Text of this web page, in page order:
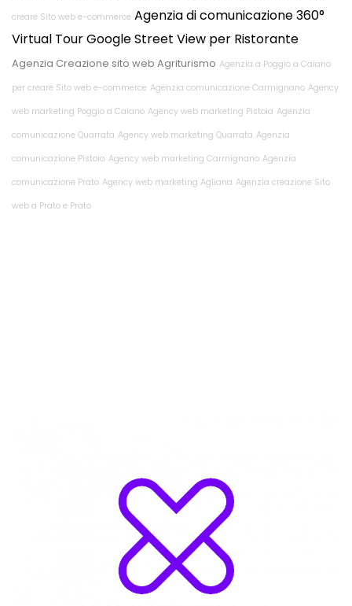
creare Sito web e-commerce Agenzia di comunicazione360°
Virtual Tour Google Street View per Ristorante
Agenzia Creazione sito web Agriturismo Agenzia a Poggio a Caiano
per creare Sito web e-commerce Agenzia comunicazione Carmignano Agency
web marketing Poggio a Caiano Agency web marketing Pistoia Agenzia
comunicazione Quarrata Agency web marketing Quarrata Agenzia
comunicazione Pistoia Agency web marketing Carmignano Agenzia
comunicazione Prato Agency web marketing Agliana Agenzia creazione Sito
web a Prato e Prato